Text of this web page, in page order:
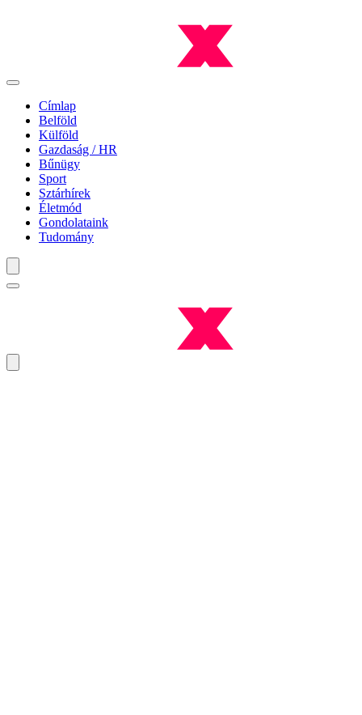
Címlap
Belföld
Külföld
Gazdaság / HR
Bűnügy
Sport
Sztárhírek
Életmód
Gondolataink
Tudomány